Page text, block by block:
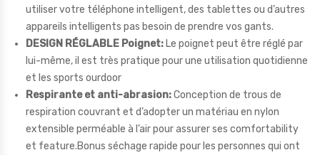
utiliser votre téléphone intelligent, des tablettes ou d’autres
appareils intelligents pas besoin de prendre vos gants.
DESIGN RÉGLABLE Poignet: Le poignet peut être réglé par
lui-même, il est très pratique pour une utilisation quotidienne
et les sports ourdoor
Respirante et anti-abrasion:Conception de trous de
respiration couvrant et d’adopter un matériau en nylon
extensible perméable à l’air pour assurer ses comfortability
et feature.Bonus séchage rapide pour les personnes qui ont